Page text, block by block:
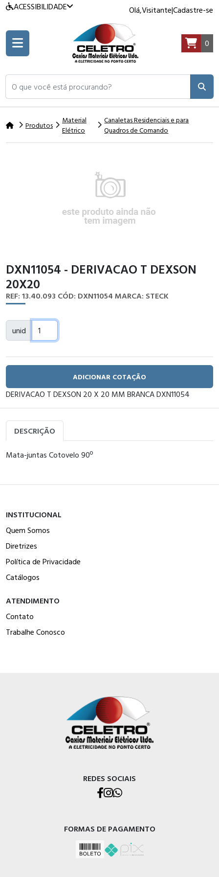
ACESSIBILIDADE Olá,Visitante|Cadastre-se
O que você está procurando?
0
Produtos
Material
Elétrico
Canaletas Residenciais e para
Quadros de Comando
DXN11054 - DERIVACAO T DEXSON
20X20
REF: 13.40.093 CÓD: DXN11054 MARCA: STECK
unid
ADICIONAR COTAÇÃO
DERIVACAO T DEXSON 20 X 20 MM BRANCA DXN11054
DESCRIÇÃO
Mata-juntas Cotovelo 90º
INSTITUCIONAL
Quem Somos
Diretrizes
Política de Privacidade
Catálogos
ATENDIMENTO
Contato
Trabalhe Conosco
REDES SOCIAIS
FORMAS DE PAGAMENTO